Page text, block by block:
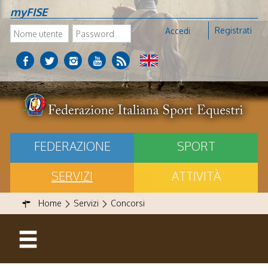
myFISE
Accedi Registrati
FEDERAZIONE
SPORT
SERVIZI
ATTIVITÀ
Home Servizi Concorsi